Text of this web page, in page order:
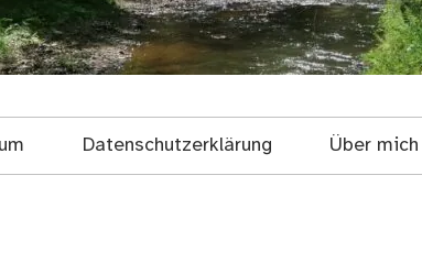
Datenschutzerklärung Über mich